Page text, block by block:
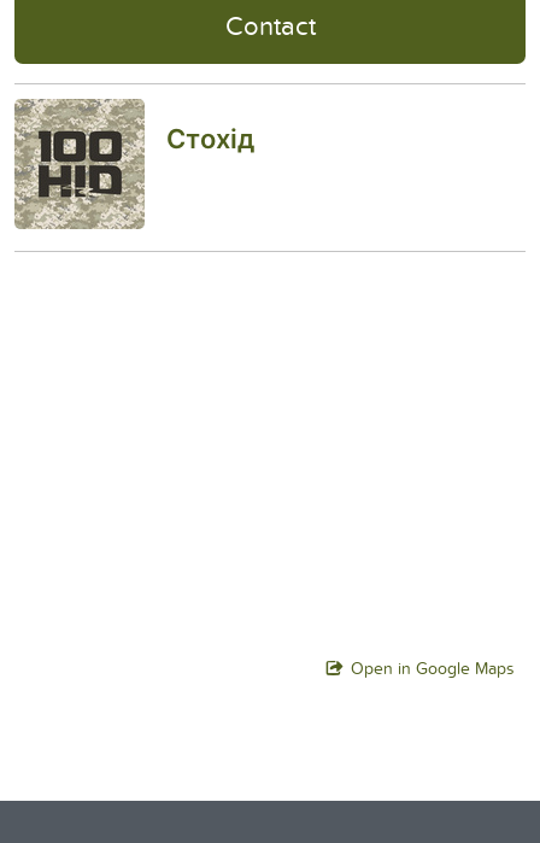
Contact
Стохід
Open in Google Maps